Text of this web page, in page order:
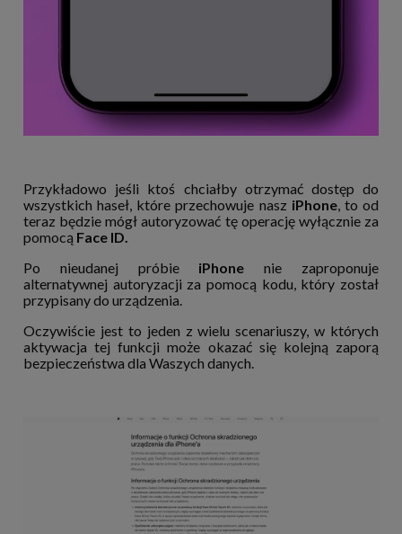
Przykładowo jeśli ktoś chciałby otrzymać dostęp do
wszystkich haseł, które przechowuje nasz iPhone, to od
teraz będzie mógł autoryzować tę operację wyłącznie za
pomocą Face ID.
Po nieudanej próbie iPhone nie zaproponuje
alternatywnej autoryzacji za pomocą kodu, który został
przypisany do urządzenia.
Oczywiście jest to jeden z wielu scenariuszy, w których
aktywacja tej funkcji może okazać się kolejną zaporą
bezpieczeństwa dla Waszych danych.